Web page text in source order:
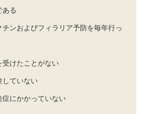
ある
ンおよびフィラリア予防を毎年行っ
けたことがない
していない
にかかっていない